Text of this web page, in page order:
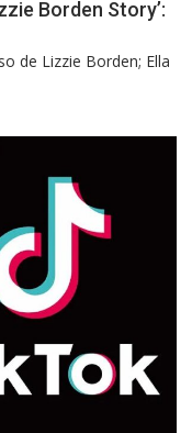
Borden Story’:
de Lizzie Borden; Ella